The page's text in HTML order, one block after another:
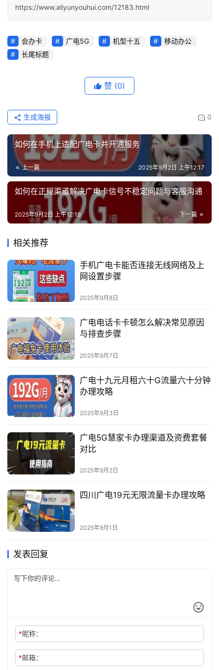
https://www.aliyunyouhui.com/12183.html
会办卡 广电5G 机型十五
移动办公
长尾标题
赞 (0)
0
生成海报
如何在手机上适配广电卡并开通服务
上一篇 2025年9月2日 上午12:17
如何在正规渠道解决广电卡信号不稳定问题与客服沟通
下一篇
2025年9月2日 上午12:19
相关推荐
手机广电卡能否连接无线网络及上
网设置步骤
2025年9月8日
广电电话卡卡顿怎么解决常见原因
与排查步骤
2025年9月7日
广电十九元月租六十G流量六十分钟
办理攻略
2025年9月3日
广电5G慧家卡办理渠道及资费套餐
对比
2025年9月2日
四川广电19元无限流量卡办理攻略
2025年9月1日
发表回复
*昵称：
*邮箱：